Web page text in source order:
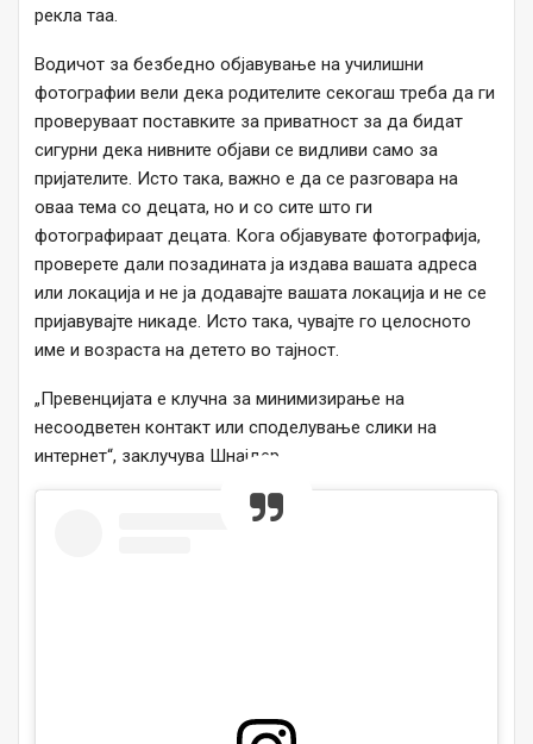
рекла таа.
Водичот за безбедно објавување на училишни
фотографии вели дека родителите секогаш треба да ги
проверуваат поставките за приватност за да бидат
сигурни дека нивните објави се видливи само за
пријателите. Исто така, важно е да се разговара на
оваа тема со децата, но и со сите што ги
фотографираат децата. Кога објавувате фотографија,
проверете дали позадината ја издава вашата адреса
или локација и не ја додавајте вашата локација и не се
пријавувајте никаде. Исто така, чувајте го целосното
име и возраста на детето во тајност.
„Превенцијата е клучна за минимизирање на
несоодветен контакт или споделување слики на
интернет“, заклучува Шнајдер.